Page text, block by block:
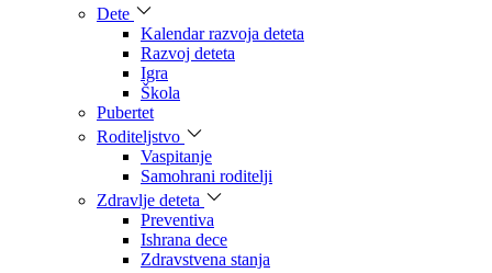
Dete
Kalendar razvoja deteta
Razvoj deteta
Igra
Škola
Pubertet
Roditeljstvo
Vaspitanje
Samohrani roditelji
Zdravlje deteta
Preventiva
Ishrana dece
Zdravstvena stanja